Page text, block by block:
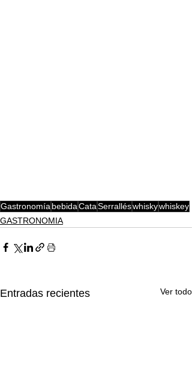
Gastronomía bebidaCataSerralléswhiskywhiskey
GASTRONOMIA
Entradas recientes Ver todo